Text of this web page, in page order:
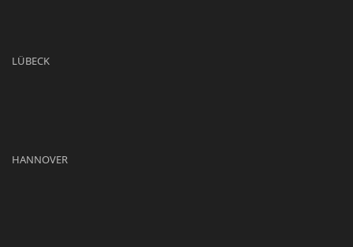
LÜBECK
HANNOVER